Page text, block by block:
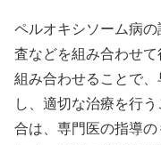
ペルオキシソーム病
査などを組み合わせ
組み合わせることで
し、適切な治療を行
合は、専門医の指導